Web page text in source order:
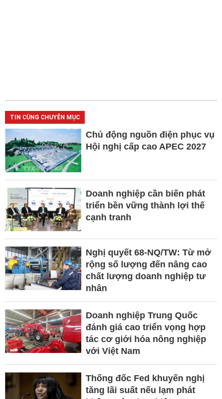
TIN CÙNG CHUYÊN MỤC
Chủ động nguồn điện phục vụ
Hội nghị cấp cao APEC 2027
Doanh nghiệp cần biến phát
triển bền vững thành lợi thế
cạnh tranh
Nghị quyết 68-NQ/TW: Từ mở
rộng số lượng đến nâng cao
chất lượng doanh nghiệp tư
nhân
Doanh nghiệp Trung Quốc
đánh giá cao triển vọng hợp
tác cơ giới hóa nông nghiệp
với Việt Nam
Thống đốc Fed khuyến nghị
tăng lãi suất nếu lạm phát